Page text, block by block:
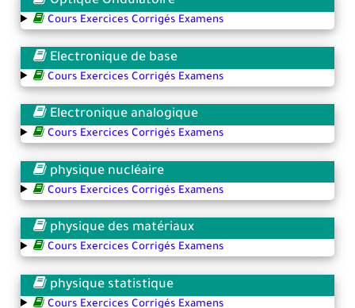
Cours Exercices Corrigés Examens
Electronique de base
Cours Exercices Corrigés Examens
Electronique analogique
Cours Exercices Corrigés Examens
physique nucléaire
Cours Exercices Corrigés Examens
physique des matériaux
Cours Exercices Corrigés Examens
physique statistique
Cours Exercices Corrigés Examens